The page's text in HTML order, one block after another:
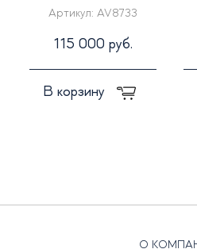
Артикул: AV8733
115 000 руб.
В корзину
О